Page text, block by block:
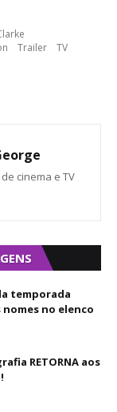
Trailer TV
cinema e TV
temporada
no elenco
RETORNA aos